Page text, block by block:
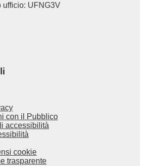
ufficio: UFNG3V
con il Pubblico
accessibilità
cookie
trasparente